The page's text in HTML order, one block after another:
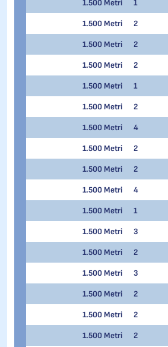
1.500 Metri 1
1.500 Metri 2
1.500 Metri 2
1.500 Metri 2
1.500 Metri 1
1.500 Metri 2
1.500 Metri 4
1.500 Metri 2
1.500 Metri 2
1.500 Metri 4
1.500 Metri 1
1.500 Metri 3
1.500 Metri 2
1.500 Metri 3
1.500 Metri 2
1.500 Metri 2
1.500 Metri 2